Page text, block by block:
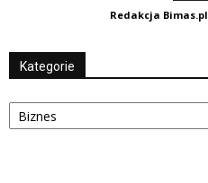
Redakcja Bimas.pl
Kategorie
Kategorie